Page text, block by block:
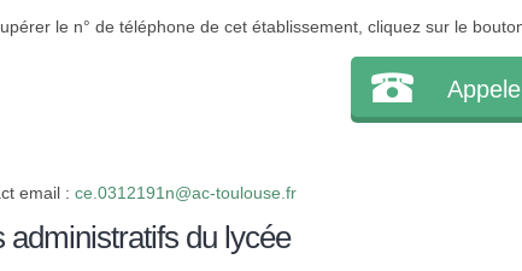
le n° de téléphone de cet établissement, cliquez sur le
email : ce.0312191n@ac-toulouse.fr
administratifs du lycée